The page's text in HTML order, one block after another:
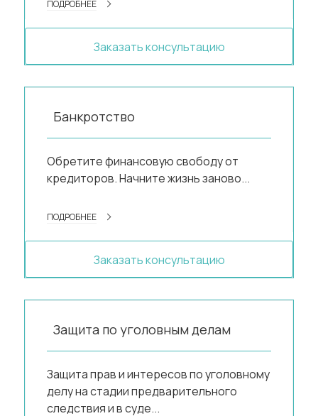
ПОДРОБНЕЕ
Заказать консультацию
Банкротство
Обретите финансовую свободу от
кредиторов. Начните жизнь заново...
ПОДРОБНЕЕ
Заказать консультацию
Защита по уголовным делам
Защита прав и интересов по уголовному
делу на стадии предварительного
следствия и в суде...